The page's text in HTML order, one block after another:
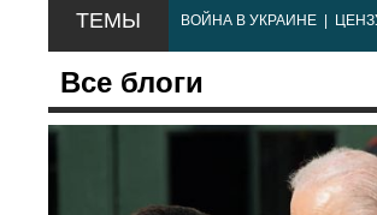
ТЕМЫ ВОЙНА В УКРАИНЕ
Все блоги